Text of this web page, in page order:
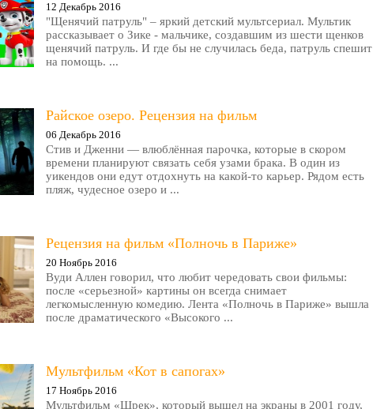
12 Декабрь 2016
"Щенячий патруль" – яркий детский мультсериал. Мультик
рассказывает о Зике - мальчике, создавшим из шести щенков
щенячий патруль. И где бы не случилась беда, патруль спешит
на помощь. ...
Райское озеро. Рецензия на фильм
06 Декабрь 2016
Стив и Дженни — влюблённая парочка, которые в скором
времени планируют связать себя узами брака. В один из
уикендов они едут отдохнуть на какой-то карьер. Рядом есть
пляж, чудесное озеро и ...
Рецензия на фильм «Полночь в Париже»
20 Ноябрь 2016
Вуди Аллен говорил, что любит чередовать свои фильмы:
после «серьезной» картины он всегда снимает
легкомысленную комедию. Лента «Полночь в Париже» вышла
после драматического «Высокого ...
Мультфильм «Кот в сапогах»
17 Ноябрь 2016
Мультфильм «Шрек», который вышел на экраны в 2001 году,